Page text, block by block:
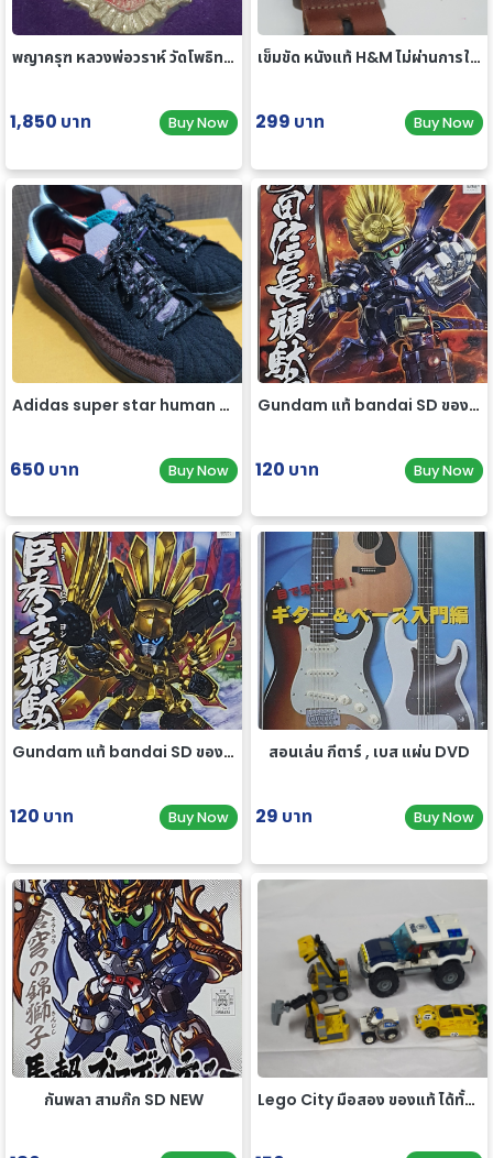
พญาครุฑ หลวงพ่อวราห์ วัดโพธิทอง มหาบารมี2 เนื้อสัมฤทธิ์เงิน
1,850 บาท Buy Now
เข็มขัด หนังแท้ H&M ไม่ผ่านการใช้งาน
299 บาท Buy Now
Adidas super star human race limited edition
650 บาท Buy Now
Gundam แท้ bandai SD ของใหม่
120 บาท Buy Now
Gundam แท้ bandai SD ของใหม่
120 บาท Buy Now
สอนเล่น กีตาร์ , เบส แผ่น DVD
29 บาท Buy Now
กันพลา สามก๊ก SD NEW Lego City มือสอง ของแท้ ได้ทั้งหมดตามรูป